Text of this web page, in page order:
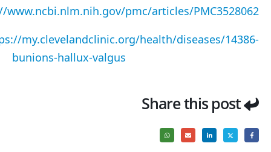
www.ncbi.nlm.nih.gov/pmc/articles/PMC3528062/
my.clevelandclinic.org/health/diseases/14386-
bunions-hallux-valgus
Share this post